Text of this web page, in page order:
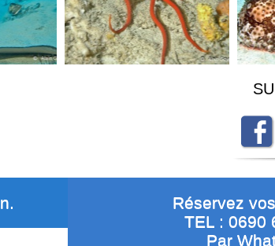
Réservez
TEL : 0690
Par